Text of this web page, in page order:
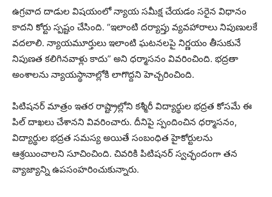
ఉగ్రవాద దాడుల విషయంలో న్యాయ సమీక్ష చేయడం సరైన విధానం
కాదని కోర్టు స్పష్టం చేసింది. “ఇలాంటి దర్యాప్తు వ్యవహారాలు నిపుణులకే
వదలాలి. న్యాయమూర్తులు ఇలాంటి ఘటనలపై నిర్ణయం తీసుకునే
నిపుణత కలిగినవాళ్లు కాదు” అని ధర్మాసనం వివరించింది. భద్రతా
అంశాలను న్యాయస్థానాల్లోకి లాగొద్దని హెచ్చరించింది.
పిటిషనర్ మాత్రం ఇతర రాష్ట్రాల్లోని కశ్మీరీ విద్యార్థుల భద్రత కోసమే ఈ
పిల్ దాఖలు చేశానని వివరించారు. దీనిపై స్పందించిన ధర్మాసనం,
విద్యార్థుల భద్రత సమస్య అయితే సంబంధిత హైకోర్టులను
ఆశ్రయించాలని సూచించింది. చివరికి పిటిషనర్ స్వచ్ఛందంగా తన
వ్యాజ్యాన్ని ఉపసంహరించుకున్నారు.